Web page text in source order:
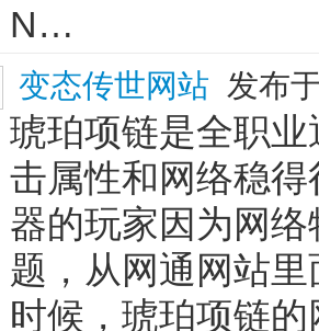
N…
变态传世网站 发布
琥珀项链是全职
击属性和网络稳
器的玩家因为网
题，从网通网站
时候，琥珀项链